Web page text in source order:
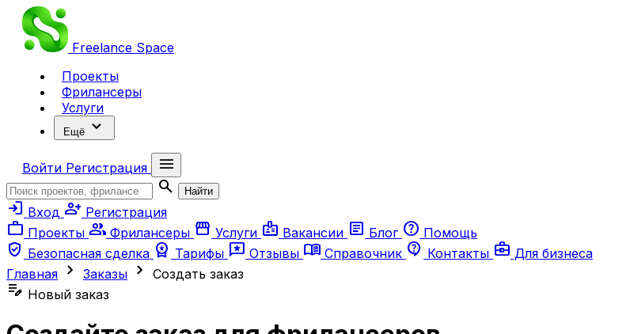
Freelance Space
Проекты
Фрилансеры
Услуги
Ещё expand_more
Войти Регистрация
menu
search
Найти
login Вход person_add Регистрация
work Проекты group Фрилансеры storefront Услуги badge Вакансии article Блог help Помощь
verified_user Безопасная сделка workspace_premium Тарифы reviews Отзывы menu_book Справочник contact_support Контакты business_center Для бизнеса
Главная chevron_right Заказы chevron_right Создать заказ
edit_note Новый заказ